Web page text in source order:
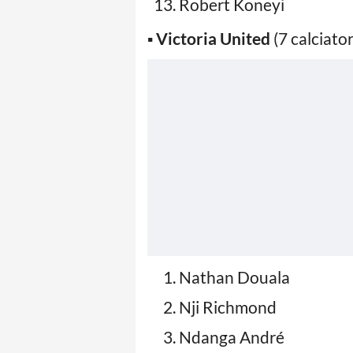
Robert Koneyi
▪️Victoria United (7
Nathan Douala
Nji Richmond
Ndanga André